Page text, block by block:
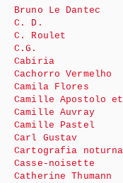
Bruno Le Dantec
C. D.
C. Roulet
C.G.
Cabiria
Cachorro Vermelho
Camila Flores
Camille Apostolo
Camille Auvray
Camille Pastel
Carl Gustav
Cartografia noturna
Casse-noisette
Catherine Thumann